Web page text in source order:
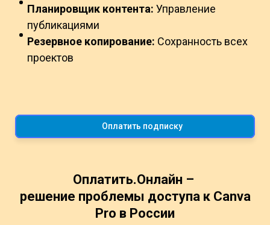
Планировщик контента: Управление
публикациями
Резервное копирование: Сохранность всех
проектов
Оплатить подписку
Оплатить.Онлайн –
решение проблемы доступа к Canva
Pro в России